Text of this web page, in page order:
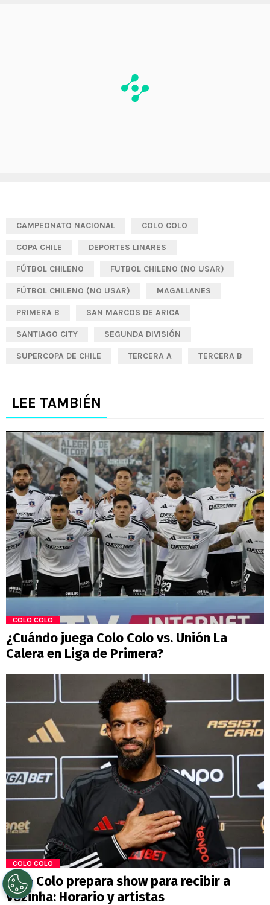
CAMPEONATO NACIONAL COLO COLO
COPA CHILE DEPORTES LINARES
FÚTBOL CHILENO FUTBOL CHILENO (NO USAR)
FÚTBOL CHILENO (NO USAR) MAGALLANES
PRIMERA B SAN MARCOS DE ARICA
SANTIAGO CITY SEGUNDA DIVISIÓN
SUPERCOPA DE CHILE TERCERA A TERCERA B
LEE TAMBIÉN
COLO COLO
¿Cuándo juega Colo Colo vs. Unión La
Calera en Liga de Primera?
COLO COLO
Colo Colo prepara show para recibir a
Vozinha: Horario y artistas